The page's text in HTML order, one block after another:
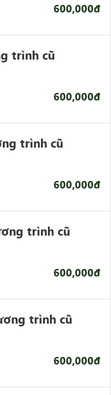
600,000đ
trình cũ
600,000đ
trình cũ
600,000đ
trình cũ
600,000đ
trình cũ
600,000đ